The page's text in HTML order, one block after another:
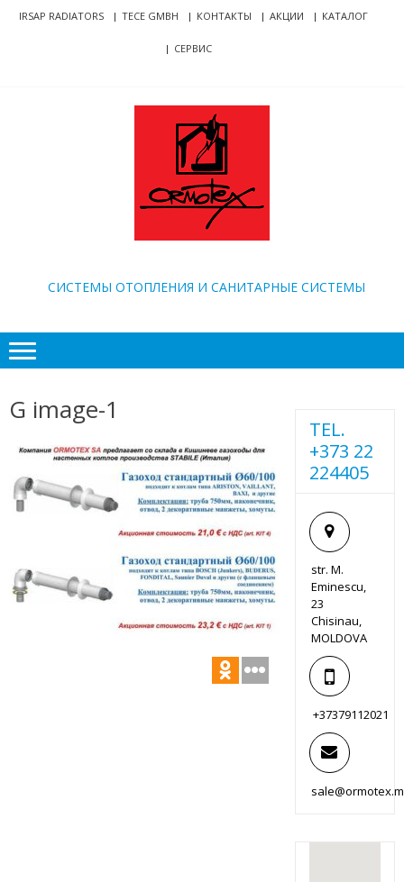
Skip
SkipIRSAP RADIATORS TECE GMBH КОНТАКТЫ АКЦИИ КАТАЛОГ
СЕРВИС
CИСТЕМЫ ОТОПЛЕНИЯ И САНИТАРНЫЕ СИСТЕМЫ
G image-1
TEL.
+373 22
224405
str. M.
Eminescu,
23
Chisinau,
MOLDOVA
+37379112021